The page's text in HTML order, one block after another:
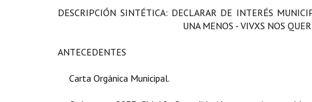
DESCRIPCIÓN SINTÉTICA: DECLARAR DE INTERÉS
UNA MENOS - VIVXS NOS
ANTECEDENTES
Carta Orgánica Municipal.